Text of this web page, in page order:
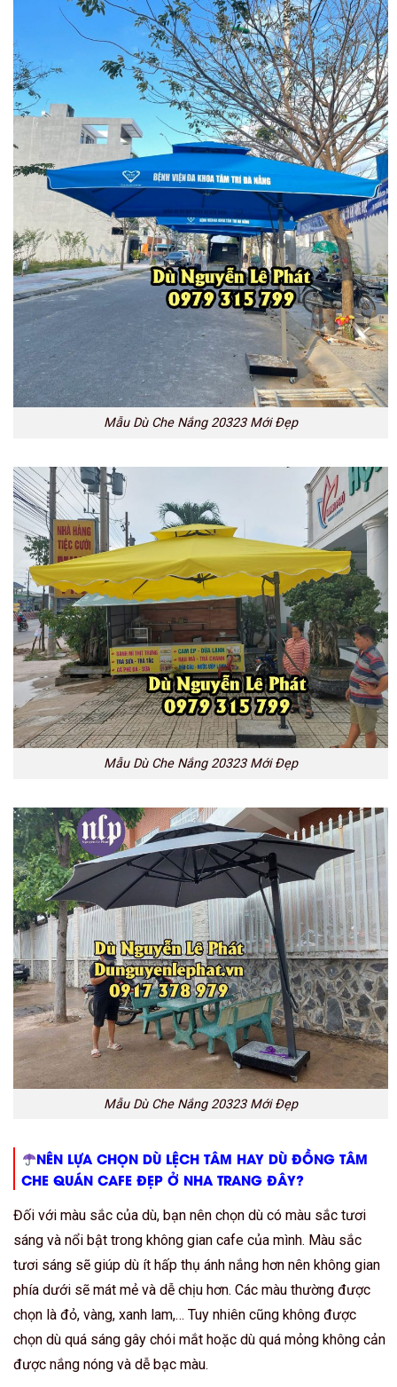
Mẫu Dù Che Nắng 20323 Mới Đẹp
Mẫu Dù Che Nắng 20323 Mới Đẹp
Mẫu Dù Che Nắng 20323 Mới Đẹp
NÊN LỰA CHỌN DÙ LỆCH TÂM HAY DÙ ĐỒNG TÂM
CHE QUÁN CAFE ĐẸP Ở NHA TRANG ĐÂY?
Đối với màu sắc của dù, bạn nên chọn dù có màu sắc tươi
sáng và nổi bật trong không gian cafe của mình. Màu sắc
tươi sáng sẽ giúp dù ít hấp thụ ánh nắng hơn nên không gian
phía dưới sẽ mát mẻ và dễ chịu hơn. Các màu thường được
chọn là đỏ, vàng, xanh lam,… Tuy nhiên cũng không được
chọn dù quá sáng gây chói mắt hoặc dù quá mỏng không cản
được nắng nóng và dễ bạc màu.